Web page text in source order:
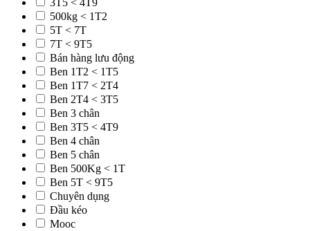
3T5 < 4T9
500kg < 1T2
5T < 7T
7T < 9T5
Bán hàng lưu động
Ben 1T2 < 1T5
Ben 1T7 < 2T4
Ben 2T4 < 3T5
Ben 3 chân
Ben 3T5 < 4T9
Ben 4 chân
Ben 5 chân
Ben 500Kg < 1T
Ben 5T < 9T5
Chuyên dụng
Đầu kéo
Mooc